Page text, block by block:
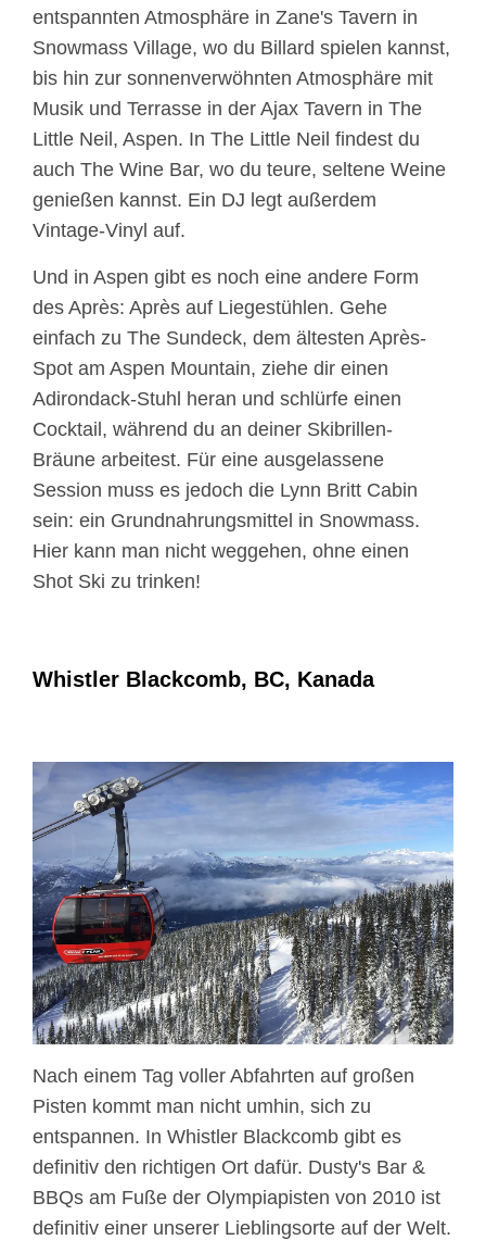
entspannten Atmosphäre in Zane's Tavern in
Snowmass Village, wo du Billard spielen kannst,
bis hin zur sonnenverwöhnten Atmosphäre mit
Musik und Terrasse in der Ajax Tavern in The
Little Neil, Aspen. In The Little Neil findest du
auch The Wine Bar, wo du teure, seltene Weine
genießen kannst. Ein DJ legt außerdem
Vintage-Vinyl auf.
Und in Aspen gibt es noch eine andere Form
des Après: Après auf Liegestühlen. Gehe
einfach zu The Sundeck, dem ältesten Après-
Spot am Aspen Mountain, ziehe dir einen
Adirondack-Stuhl heran und schlürfe einen
Cocktail, während du an deiner Skibrillen-
Bräune arbeitest. Für eine ausgelassene
Session muss es jedoch die Lynn Britt Cabin
sein: ein Grundnahrungsmittel in Snowmass.
Hier kann man nicht weggehen, ohne einen
Shot Ski zu trinken!
Whistler Blackcomb, BC, Kanada
Nach einem Tag voller Abfahrten auf großen
Pisten kommt man nicht umhin, sich zu
entspannen. In Whistler Blackcomb gibt es
definitiv den richtigen Ort dafür. Dusty's Bar &
BBQs am Fuße der Olympiapisten von 2010 ist
definitiv einer unserer Lieblingsorte auf der Welt.